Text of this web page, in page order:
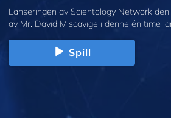
Lanseringen av Scientology Network
av Mr. David Miscavige i denne én time
Spill